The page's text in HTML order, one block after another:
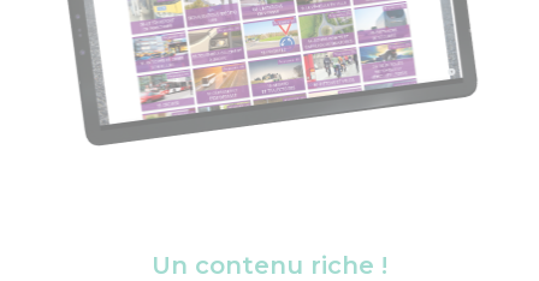
Un contenu riche !